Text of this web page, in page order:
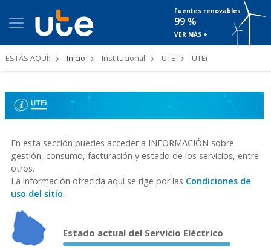
Fuentes renovables
99 %
VER MÁS +
ESTÁS AQUÍ: Inicio Institucional UTE UTEi
En esta sección puedes acceder a INFORMACIÓN sobre
gestión, consumo, facturación y estado de los servicios, entre
otros.
La información ofrecida aquí se rige por las Condiciones de
uso del sitio.
Estado actual del Servicio Eléctrico